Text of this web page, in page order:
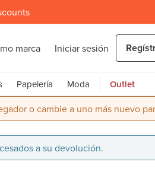
marca Iniciar sesión
Papelería Moda Outlet
o cambie a uno más nuevo
a su devolución.